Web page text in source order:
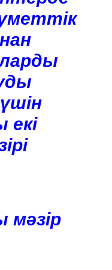
екі
мәзір